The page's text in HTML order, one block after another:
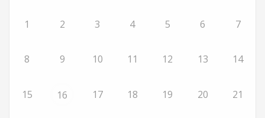
1 2 3 4 5 6 7
8 9 10 11 12 13 14
15 16 17 18 19 20 21